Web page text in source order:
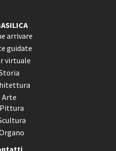
arrivare
guidate
virtuale
Arte
Pittura